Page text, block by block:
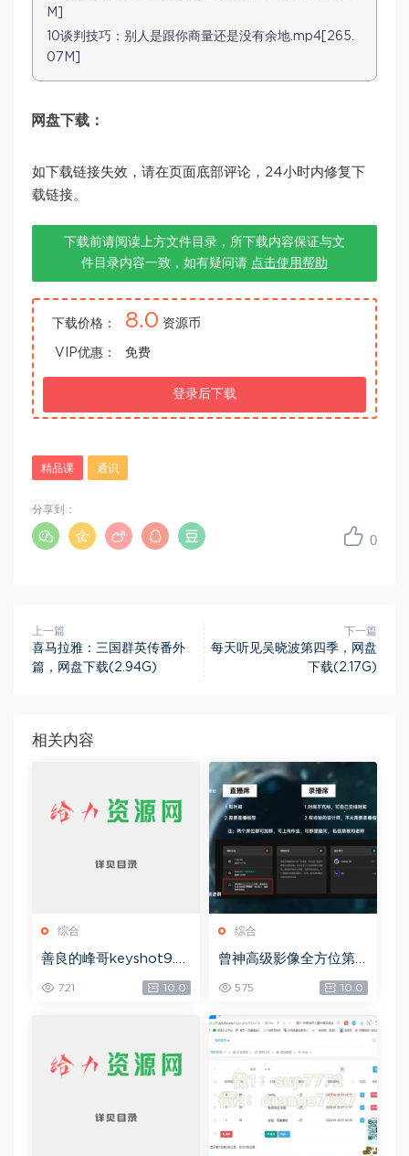
M]
10谈判技巧：别人是跟你商量还是没有余地.mp4[265.
07M]
网盘下载：
如下载链接失效，请在页面底部评论，24小时内修复下
载链接。
下载前请阅读上方文件目录，所下载内容保证与文
件目录内容一致，如有疑问请 点击使用帮助
下载价格： 8.0 资源币
VIP优惠： 免费
登录后下载
精品课 通识
0
分享到：
上一篇
喜马拉雅：三国群英传番外
篇，网盘下载(2.94G)
下一篇
每天听见吴晓波第四季，网盘
下载(2.17G)
相关内容
综合
善良的峰哥keyshot9.0
自学宝典，网盘下载(2.3
6G)
721 10.0
综合
曾神高级影像全方位第
四期，网盘下载(49.08
G)
575 10.0